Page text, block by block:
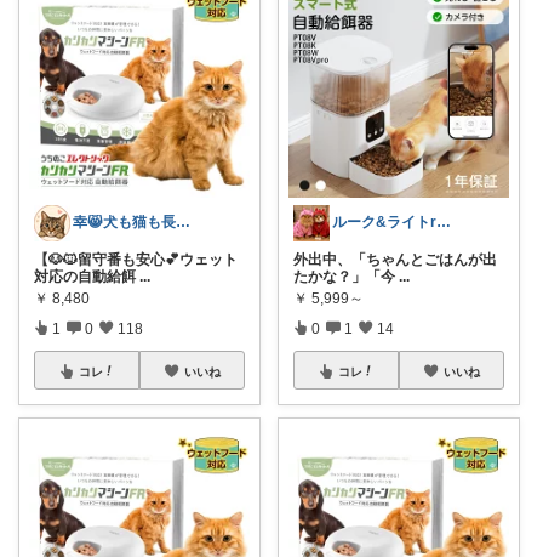
幸😸犬も猫も長生きしよう〜
【🐶🐱留守番も安心💕ウェット
対応の自動給餌 ...
￥ 8,480
1 0 118
コレ いいね
ルーク&ライトroom
外出中、「ちゃんとごはんが出
たかな？」「今 ...
￥ 5,999～
0 1 14
コレ いいね